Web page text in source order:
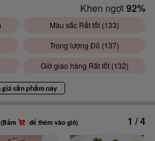
Khen ngợi 92%
Màu sắc Rất tốt (133)
Trọng lượng Đủ (137)
Giờ giao hàng Rất tốt (132)
sản phẩm này
(Bấm để thêm vào giỏ) 1 /4